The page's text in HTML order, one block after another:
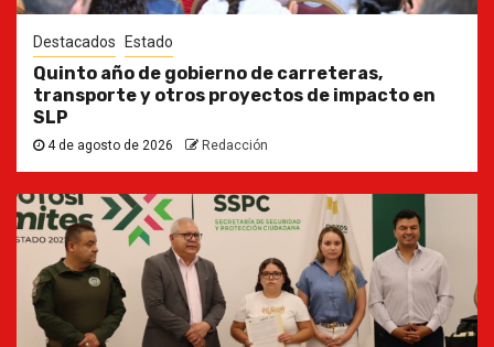
Destacados Estado
Quinto año de gobierno de carreteras,
transporte y otros proyectos de impacto en
SLP
4 de agosto de 2026 Redacción